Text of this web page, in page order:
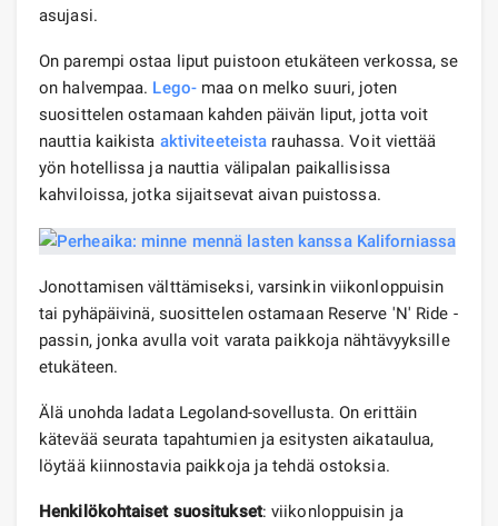
asujasi.
On parempi ostaa liput puistoon etukäteen verkossa, se
on halvempaa. Lego-maa on melko suuri, joten
suosittelen ostamaan kahden päivän liput, jotta voit
nauttia kaikista aktiviteeteista rauhassa. Voit viettää
yön hotellissa ja nauttia välipalan paikallisissa
kahviloissa, jotka sijaitsevat aivan puistossa.
Jonottamisen välttämiseksi, varsinkin viikonloppuisin
tai pyhäpäivinä, suosittelen ostamaan Reserve 'N' Ride -
passin, jonka avulla voit varata paikkoja nähtävyyksille
etukäteen.
Älä unohda ladata Legoland-sovellusta. On erittäin
kätevää seurata tapahtumien ja esitysten aikataulua,
löytää kiinnostavia paikkoja ja tehdä ostoksia.
Henkilökohtaiset suositukset: viikonloppuisin ja